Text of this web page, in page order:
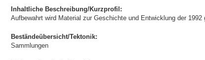
Inhaltliche Beschreibung/Kurzprofil:
Aufbewahrt wird Material zur Geschichte und Entwicklung der
Beständeübersicht/Tektonik:
Sammlungen